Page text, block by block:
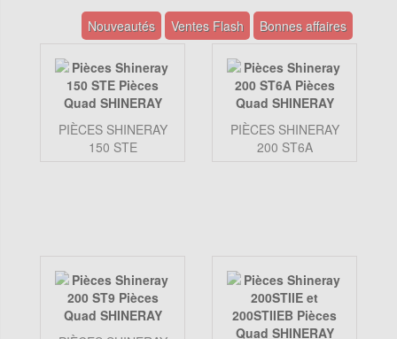
Nouveautés
Ventes Flash Bonnes affaires
PIÈCES SHINERAY
150 STE
PIÈCES SHINERAY
200 ST6A